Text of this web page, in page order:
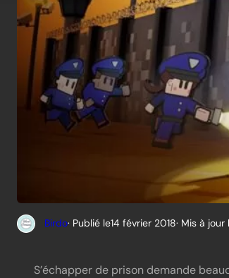
Birdo· Publié le14 février 2018· Mis à jour
S’échapper de prison demande